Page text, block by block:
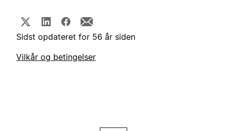
Sidst opdateret for 56 år siden
Vilkår og betingelser